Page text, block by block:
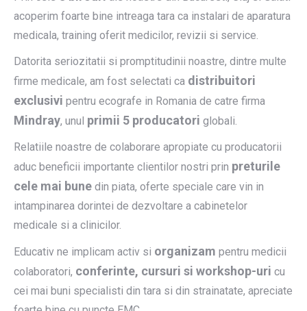
acoperim foarte bine intreaga tara ca instalari de aparatura
medicala, training oferit medicilor, revizii si service.
Datorita seriozitatii si promptitudinii noastre, dintre multe
firme medicale, am fost selectati ca distribuitori
exclusivi pentru ecografe in Romania de catre firma
Mindray, unul primii 5 producatori globali.
Relatiile noastre de colaborare apropiate cu producatorii
aduc beneficii importante clientilor nostri prin preturile
cele mai bune din piata, oferte speciale care vin in
intampinarea dorintei de dezvoltare a cabinetelor
medicale si a clinicilor.
Educativ ne implicam activ si organizam pentru medicii
colaboratori, conferinte, cursuri si workshop-uri cu
cei mai buni specialisti din tara si din strainatate, apreciate